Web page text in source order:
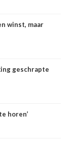
winst, maar
geschrapte
horen’